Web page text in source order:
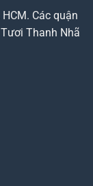
Các quận
Thanh Nhã